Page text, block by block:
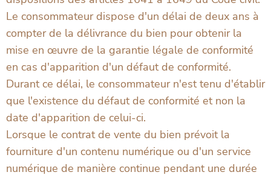
Le consommateur dispose d'un délai de deux ans à
compter de la délivrance du bien pour obtenir la
mise en œuvre de la garantie légale de conformité
en cas d'apparition d'un défaut de conformité.
Durant ce délai, le consommateur n'est tenu d'établir
que l'existence du défaut de conformité et non la
date d'apparition de celui-ci.
Lorsque le contrat de vente du bien prévoit la
fourniture d'un contenu numérique ou d'un service
numérique de manière continue pendant une durée